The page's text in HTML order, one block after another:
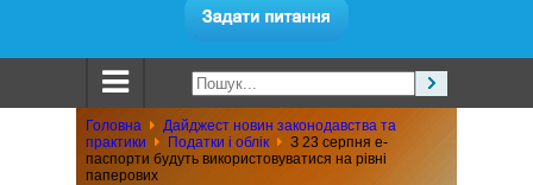
Головна
Дайджест новин законодавства та
практики
Податки і облік
З 23 серпня е-
паспорти будуть використовуватися на рівні
паперових